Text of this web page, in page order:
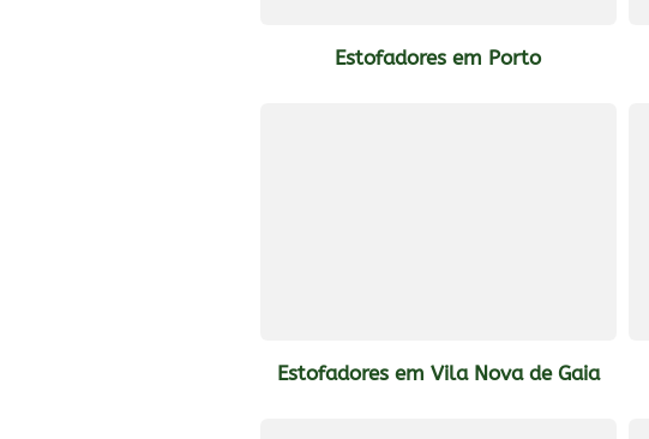
Estofadores em Porto
Estofadores em Vila Nova de Gaia